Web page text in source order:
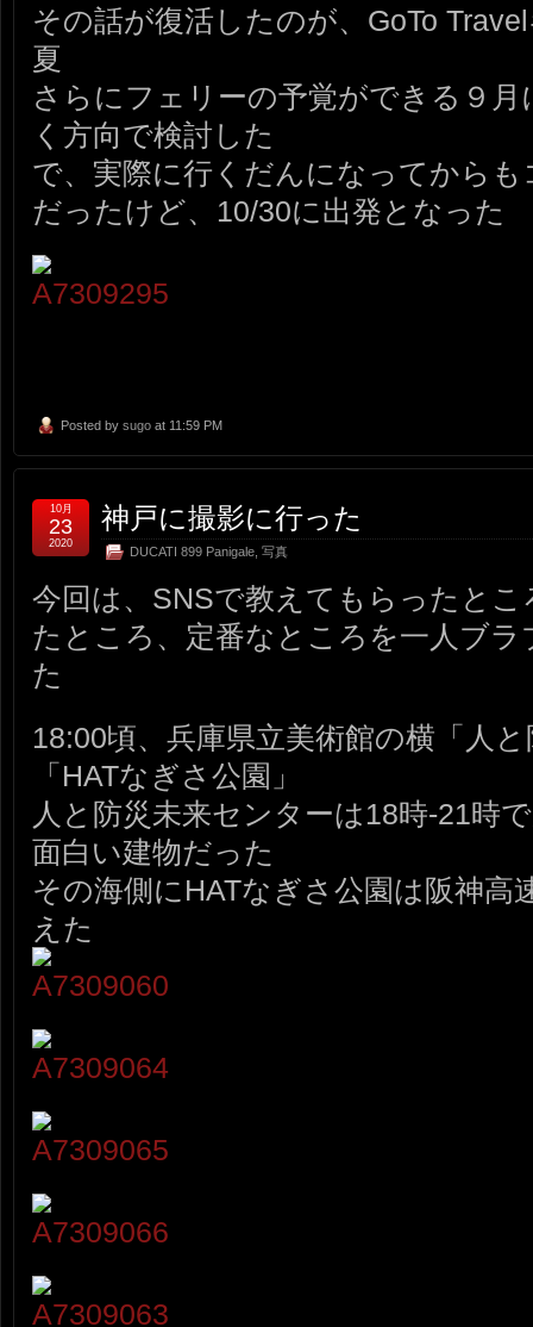
その話が復活したのが、GoTo
夏
さらにフェリーの予覚ができる９
く方向で検討した
で、実際に行くだんになってから
だったけど、10/30に出発となった
Posted by sugo at 11:59 PM
神戸に撮影に行った
DUCATI 899 Panigale 写真
10月
23
2020
今回は、SNSで教えてもらったと
たところ、定番なところを一人ブ
た
18:00頃、兵庫県立美術館の横「人
「HATなぎさ公園」
人と防災未来センターは18時-21時
面白い建物だった
その海側にHATなぎさ公園は阪神高
えた